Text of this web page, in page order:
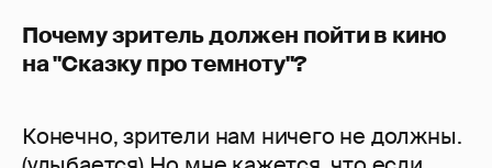
Почему зритель должен пойти в кино
на "Сказку про темноту"?
Конечно, зрители нам ничего не должны.